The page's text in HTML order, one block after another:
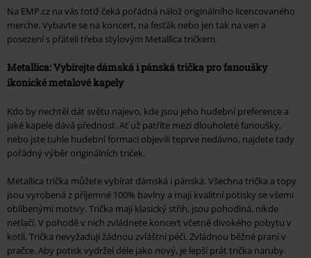
Na EMP.cz na vás totiž čeká pořádná nálož originálního licencovaného
merche. Vybavte se na koncert, na fesťák nebo jen tak na ven a
posezení s přáteli třeba stylovým Metallica tričkem.
Metallica: Vybírejte dámská i pánská trička pro fanoušky
ikonické metalové kapely
Kdo by nechtěl dát světu najevo, kde jsou jeho hudební preference a
jaké kapele dává přednost. Ať už patříte mezi dlouholeté fanoušky,
nebo jste tuhle hudební formaci objevili teprve nedávno, najdete tady
pořádný výběr originálních triček.
Metallica trička můžete vybírat dámská i pánská. Všechna trička a topy
jsou vyrobená z příjemné 100% bavlny a mají kvalitní potisky se všemi
oblíbenými motivy. Trička mají klasický střih, jsou pohodlná, nikde
netlačí. V pohodě v nich zvládnete koncert včetně divokého pobytu v
kotli. Trička nevyžadují žádnou zvláštní péči. Zvládnou běžné praní v
pračce. Aby potisk vydržel déle jako nový, je lepší prát trička naruby.